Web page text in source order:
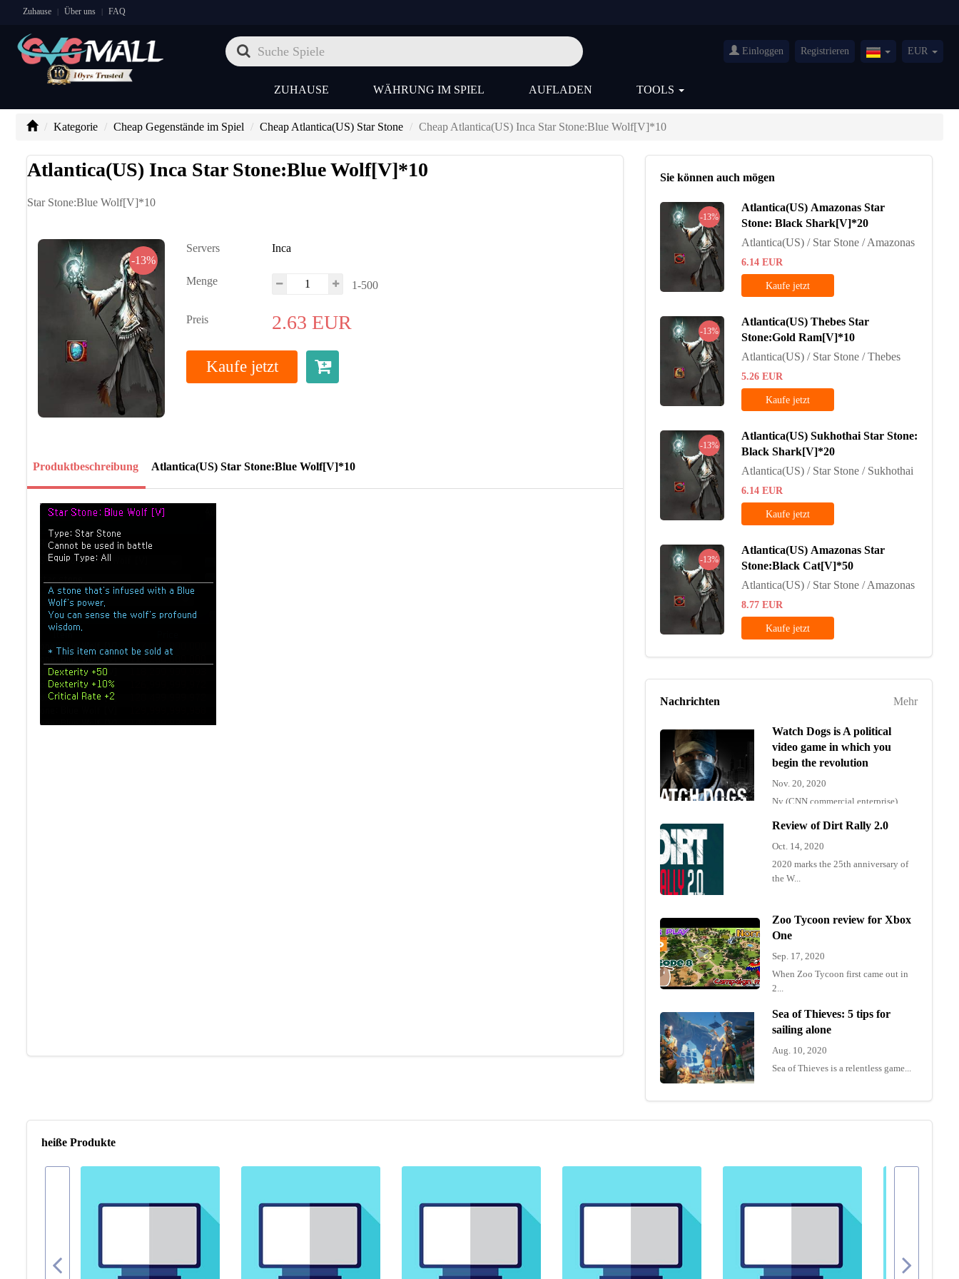
Zuhause | Über uns | FAQ
Einloggen Registrieren EUR
ZUHAUSE WÄHRUNG IM SPIEL AUFLADEN TOOLS
Kategorie Cheap Gegenstände im Spiel Cheap Atlantica(US) Star Stone Cheap Atlantica(US) Inca Star Stone:Blue Wolf[V]*10
Atlantica(US) Inca Star Stone:Blue Wolf[V]*10
Star Stone:Blue Wolf[V]*10
-13%
Servers Inca
Menge 1-500
Preis 2.63 EUR
Kaufe jetzt
Produktbeschreibung Atlantica(US) Star Stone:Blue Wolf[V]*10
Sie können auch mögen
-13%
Atlantica(US) Amazonas Star
Stone: Black Shark[V]*20
Atlantica(US) / Star Stone / Amazonas
6.14 EUR
Kaufe jetzt
-13%
Atlantica(US) Thebes Star
Stone:Gold Ram[V]*10
Atlantica(US) / Star Stone / Thebes
5.26 EUR
Kaufe jetzt
-13%
Atlantica(US) Sukhothai Star Stone:
Black Shark[V]*20
Atlantica(US) / Star Stone / Sukhothai
6.14 EUR
Kaufe jetzt
-13%
Atlantica(US) Amazonas Star
Stone:Black Cat[V]*50
Atlantica(US) / Star Stone / Amazonas
8.77 EUR
Kaufe jetzt
Mehr
Nachrichten
Watch Dogs is A political
video game in which you
begin the revolution
Nov. 20, 2020
Ny (CNN commercial enterprise)
Review of Dirt Rally 2.0
Oct. 14, 2020
2020 marks the 25th anniversary of
the W...
Zoo Tycoon review for Xbox
One
Sep. 17, 2020
When Zoo Tycoon first came out in
2...
Sea of Thieves: 5 tips for
sailing alone
Aug. 10, 2020
Sea of Thieves is a relentless game...
heiße Produkte